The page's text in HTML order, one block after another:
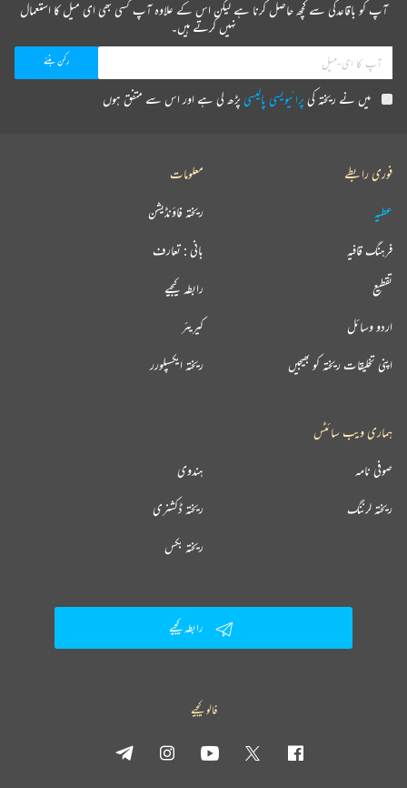
آپ کو باقاعدگی سے کچھ حاصل کرنا ہے لیکن اس کے علاوہ آپ کسی بھی ای میل کا استعمال
نہیں کرتے ہیں۔
میں نے ریختہ کیپرائیویسی پالیسیپڑھ لی ہے اور اس سے متفق ہوں
فوری رابطے
عطیہ
فرہنگ قافیہ
تقطیع
اردو وسائل
اپنی تخلیقات ریختہ کو بھیجیں
معلومات
ریختہ فاؤنڈیشن
بانی : تعارف
رابطہ کیجیے
کیریئر
ریختہ ایکسپلورر
ہماری ویب سائٹس
ہندوی صوفی نامہ
ریختہ ڈکشنری ریختہ لرننگ
ریختہ بکس
رابطہ کیجیے
فالو کیجیے